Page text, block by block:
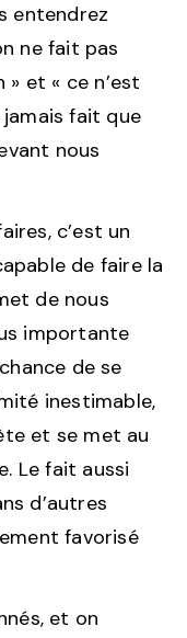
entendrez
ne fait pas
» et « ce n’est
jamais fait que
nous
c’est un
de faire la
de nous
importante
de se
inestimable,
et se met au
Le fait aussi
d’autres
favorisé
et on